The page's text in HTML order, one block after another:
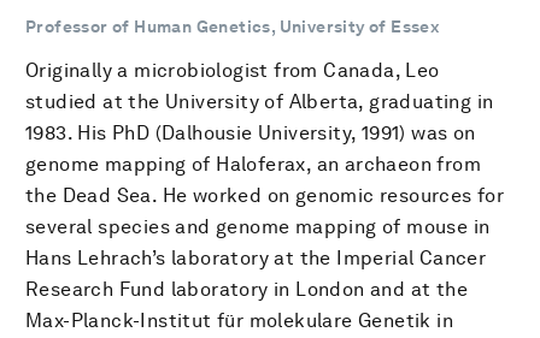
Professor of Human Genetics, University of Essex
Originally a microbiologist from Canada, Leo
studied at the University of Alberta, graduating in
1983. His PhD (Dalhousie University, 1991) was on
genome mapping of Haloferax, an archaeon from
the Dead Sea. He worked on genomic resources for
several species and genome mapping of mouse in
Hans Lehrach’s laboratory at the Imperial Cancer
Research Fund laboratory in London and at the
Max-Planck-Institut für molekulare Genetik in